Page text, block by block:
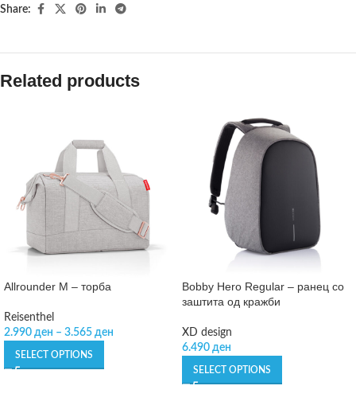
Share:
Related products
Allrounder M – торба
Reisenthel
2.990 ден – 3.565 ден
SELECT OPTIONS
Bobby Hero Regular – ранец со
заштита од кражби
XD design
6.490 ден
SELECT OPTIONS